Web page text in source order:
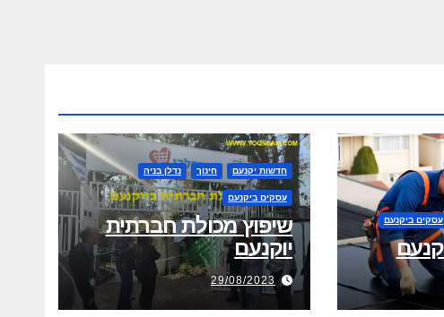
עסקים ביקנעם
חדשות יקנעם חינוך נדלן בניה
עסקים ביקנעם
שיפוץ מכולת חברתית
יוקנעם
29/08/2023